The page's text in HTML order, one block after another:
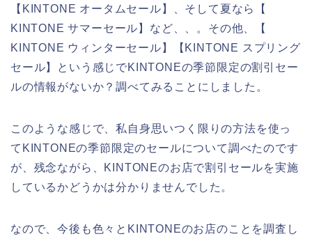
【KINTONE オータムセール】、そして夏なら【
KINTONE サマーセール】など、、。その他、【
KINTONE ウィンターセール】【KINTONE スプリング
セール】という感じでKINTONEの季節限定の割引セー
ルの情報がないか？調べてみることにしました。
このような感じで、私自身思いつく限りの方法を使っ
てKINTONEの季節限定のセールについて調べたのです
が、残念ながら、KINTONEのお店で割引セールを実施
しているかどうかは分かりませんでした。
なので、今後も色々とKINTONEのお店のことを調査し